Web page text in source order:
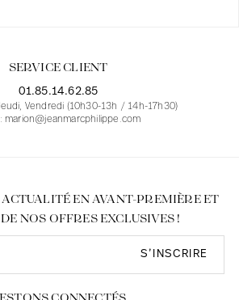
SERVICE CLIENT
01.85.14.62.85
Vendredi (10h30-13h / 14h-17h30)
: marion@jeanmarcphilippe.com
EN AVANT-PREMIÈRE ET
NOS OFFRES EXCLUSIVES !
S’INSCRIRE